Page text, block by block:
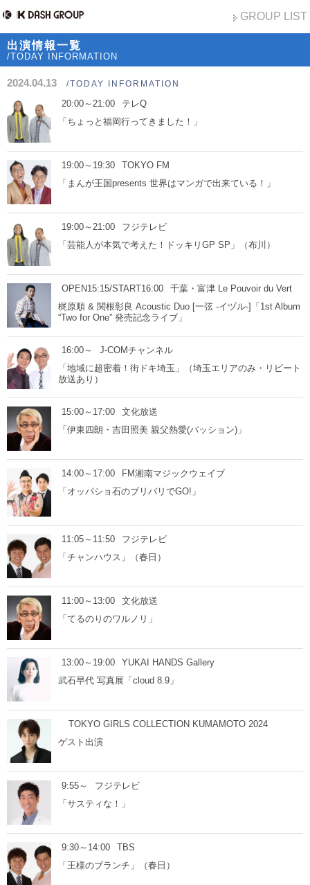
GROUP LIST
出演情報一覧
/TODAY INFORMATION
2024.04.13 /TODAY INFORMATION
20:00～21:00
テレQ
「ちょっと福岡行ってきました！」
19:00～19:30
TOKYO FM
「まんが王国presents 世界はマンガで出来ている！」
19:00～21:00
フジテレビ
「芸能人が本気で考えた！ドッキリGP SP」（布川）
OPEN15:15/START16:00
千葉・富津 Le Pouvoir du Vert
梶原順 & 関根彰良 Acoustic Duo [一弦 -イヅル-]「1st Album
“Two for One” 発売記念ライブ」
16:00～
J-COMチャンネル
「地域に超密着！街ドキ埼玉」（埼玉エリアのみ・リピート
放送あり）
15:00～17:00
文化放送
「伊東四朗・吉田照美 親父熱愛(パッション)」
14:00～17:00
FM湘南マジックウェイブ
「オッパショ石のブリバリでGO!」
11:05～11:50
フジテレビ
「チャンハウス」（春日）
11:00～13:00
文化放送
「てるのりのワルノリ」
13:00～19:00
YUKAI HANDS Gallery
武石早代 写真展「cloud 8.9」
TOKYO GIRLS COLLECTION KUMAMOTO 2024
ゲスト出演
9:55～
フジテレビ
「サスティな！」
9:30～14:00
TBS
「王様のブランチ」（春日）